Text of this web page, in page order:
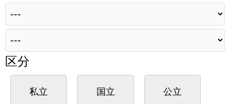
区分
私立 国立 公立